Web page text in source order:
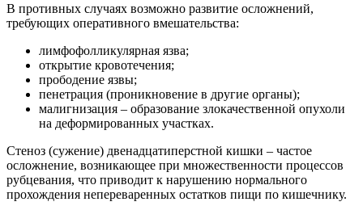
В противных случаях возможно развитие осложнений,
требующих оперативного вмешательства:
лимфофолликулярная язва;
открытие кровотечения;
прободение язвы;
пенетрация (проникновение в другие органы);
малигнизация – образование злокачественной опухоли
на деформированных участках.
Стеноз (сужение) двенадцатиперстной кишки – частое
осложнение, возникающее при множественности процессов
рубцевания, что приводит к нарушению нормального
прохождения непереваренных остатков пищи по кишечнику.